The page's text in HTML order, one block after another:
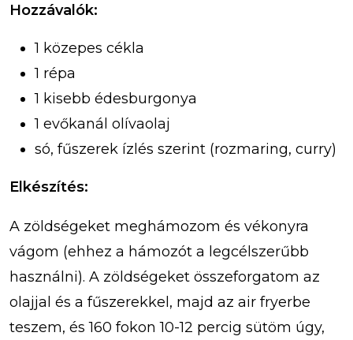
Hozzávalók:
1 közepes cékla
1 répa
1 kisebb édesburgonya
1 evőkanál olívaolaj
só, fűszerek ízlés szerint (rozmaring, curry)
Elkészítés:
A zöldségeket meghámozom és vékonyra
vágom (ehhez a hámozót a legcélszerűbb
használni). A zöldségeket összeforgatom az
olajjal és a fűszerekkel, majd az air fryerbe
teszem, és 160 fokon 10-12 percig sütöm úgy,